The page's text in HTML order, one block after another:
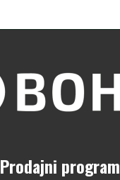
Prodajni program